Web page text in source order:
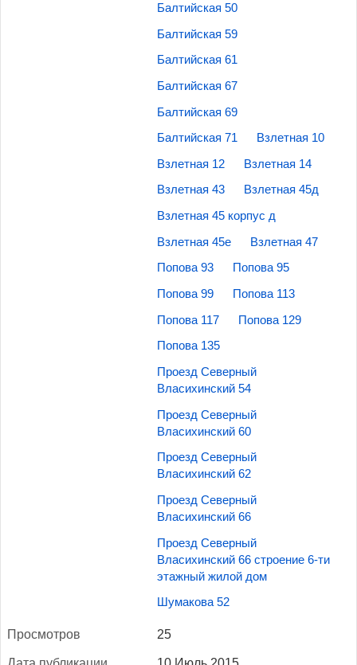
Балтийская 50
Балтийская 59
Балтийская 61
Балтийская 67
Балтийская 69
Балтийская 71 Взлетная 10
Взлетная 12 Взлетная 14
Взлетная 43 Взлетная 45д
Взлетная 45 корпус д
Взлетная 45е Взлетная 47
Попова 93 Попова 95
Попова 99 Попова 113
Попова 117 Попова 129
Попова 135
Проезд Северный
Власихинский 54
Проезд Северный
Власихинский 60
Проезд Северный
Власихинский 62
Проезд Северный
Власихинский 66
Проезд Северный
Власихинский 66 строение 6-ти
этажный жилой дом
Шумакова 52
Прос­мотров 25